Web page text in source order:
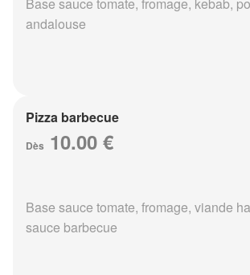
Base sauce tomate, fromage, kebab,
andalouse
Pizza barbecue
Dès 10.00 €
Base sauce tomate, fromage, viande
sauce barbecue